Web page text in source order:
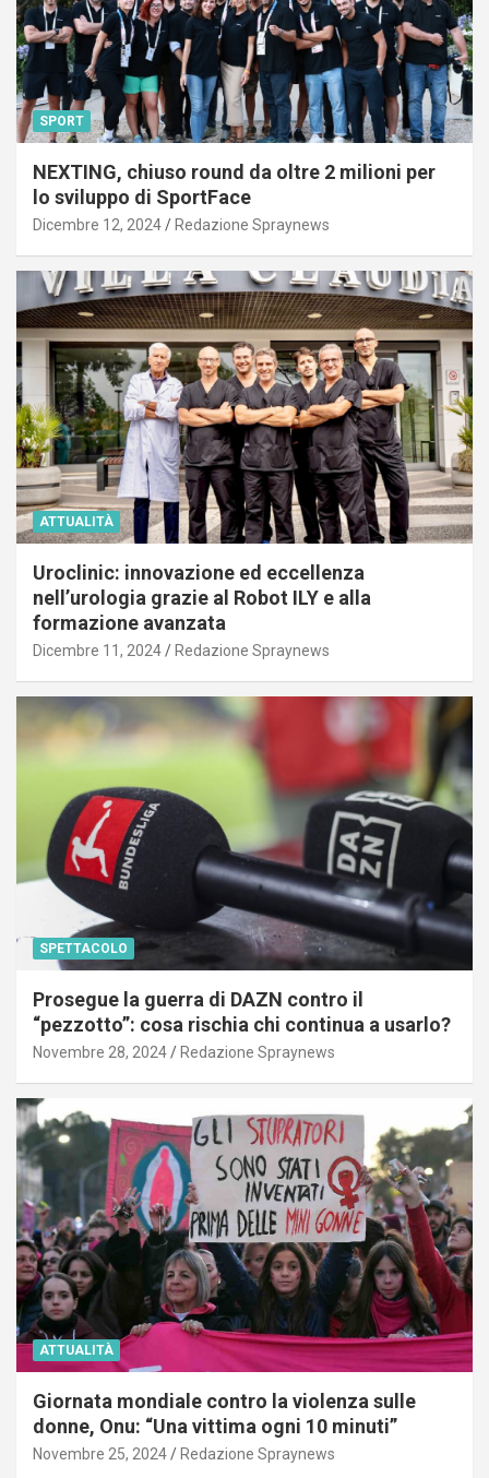
SPORT
NEXTING, chiuso round da oltre 2 milioni per
lo sviluppo di SportFace
Dicembre 12, 2024 Redazione Spraynews
ATTUALITÀ
Uroclinic: innovazione ed eccellenza
nell’urologia grazie al Robot ILY e alla
formazione avanzata
Dicembre 11, 2024 Redazione Spraynews
SPETTACOLO
Prosegue la guerra di DAZN contro il
“pezzotto”: cosa rischia chi continua a usarlo?
Novembre 28, 2024 Redazione Spraynews
ATTUALITÀ
Giornata mondiale contro la violenza sulle
donne, Onu: “Una vittima ogni 10 minuti”
Novembre 25, 2024 Redazione Spraynews